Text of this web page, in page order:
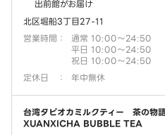
出前館がお届け
北区堀船3丁目27-11
営業時間 ：
通常 10:00～24:50
平日 10:00～24:50
祝日 10:00～24:50
定休日
： 年中無休
台湾タピオカミルクティー 茶の
XUANXICHA BUBBLE TEA